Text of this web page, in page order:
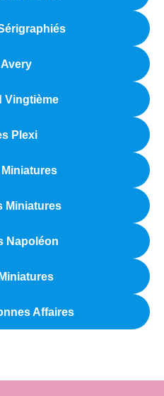
Vingtième
Plexi
Miniatures
Napoléon
Affaires